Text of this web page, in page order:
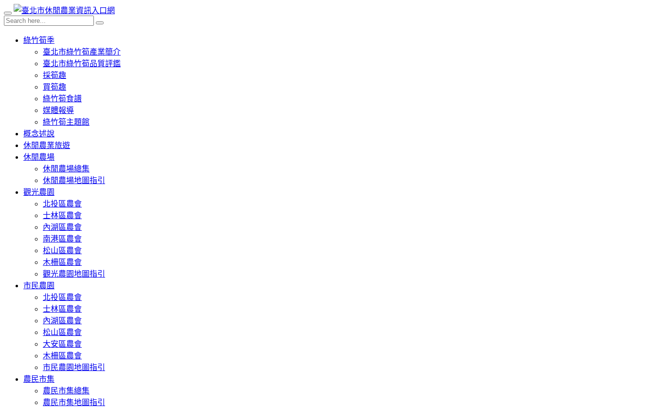
綠竹筍季
臺北市綠竹筍產業簡介
臺北市綠竹筍品質評鑑
採筍趣
買筍趣
綠竹筍食譜
媒體報導
綠竹筍主題館
概念述說
休閒農業旅遊
休閒農場
休閒農場總集
休閒農場地圖指引
觀光農園
北投區農會
士林區農會
內湖區農會
南港區農會
松山區農會
木柵區農會
觀光農園地圖指引
市民農園
北投區農會
士林區農會
內湖區農會
松山區農會
大安區農會
木柵區農會
市民農園地圖指引
農民市集
農民市集總集
農民市集地圖指引